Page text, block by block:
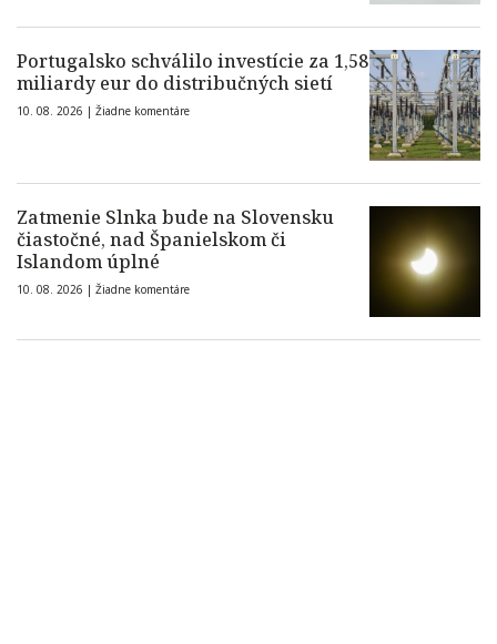
Portugalsko schválilo investície za 1,58
miliardy eur do distribučných sietí
10. 08. 2026 | Žiadne komentáre
Zatmenie Slnka bude na Slovensku
čiastočné, nad Španielskom či
Islandom úplné
10. 08. 2026 | Žiadne komentáre